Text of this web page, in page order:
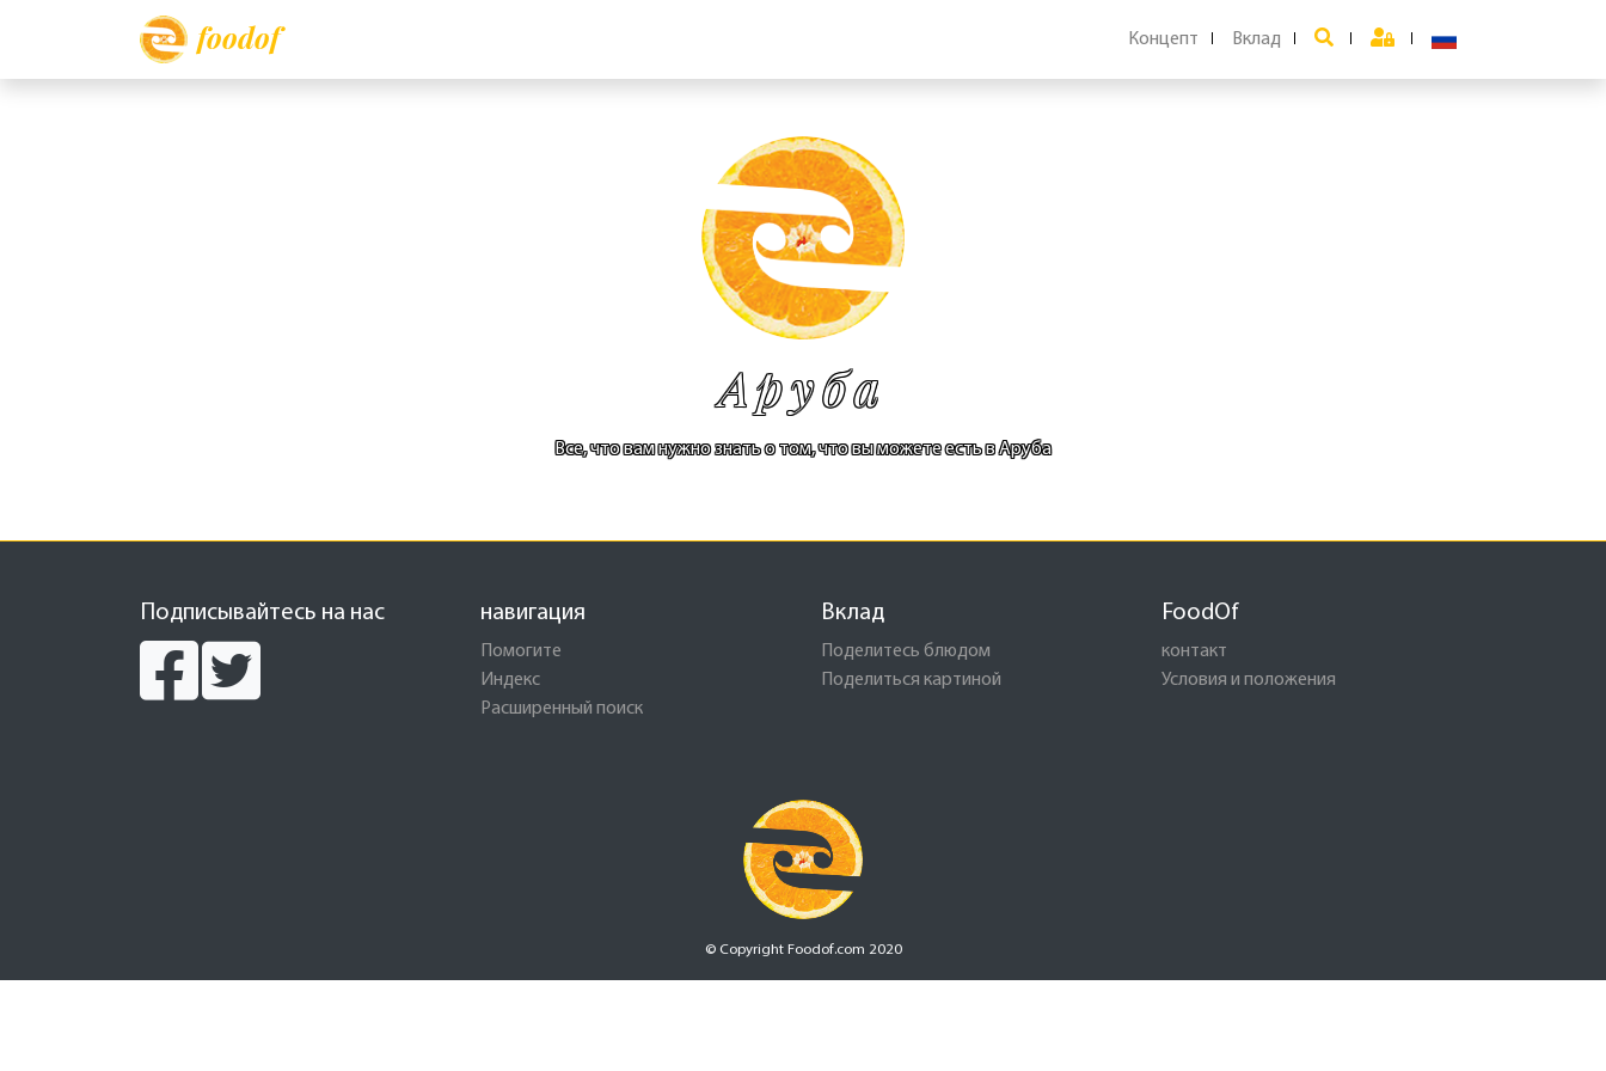
foodof Концепт Вклад
Аруба
Все, что вам нужно знать о том, что вы можете есть в Аруба
Подписывайтесь на нас навигация
Помогите
Индекс
Расширенный поиск
Вклад
Поделитесь блюдом
Поделиться картиной
FoodOf
контакт
Условия и положения
© Copyright Foodof.com 2020